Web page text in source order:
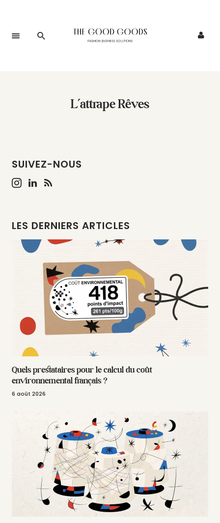
L’attrape Rêves
SUIVEZ-NOUS
LES DERNIERS ARTICLES
Quels prestataires pour le calcul du coût
environnemental français ?
6 août 2026